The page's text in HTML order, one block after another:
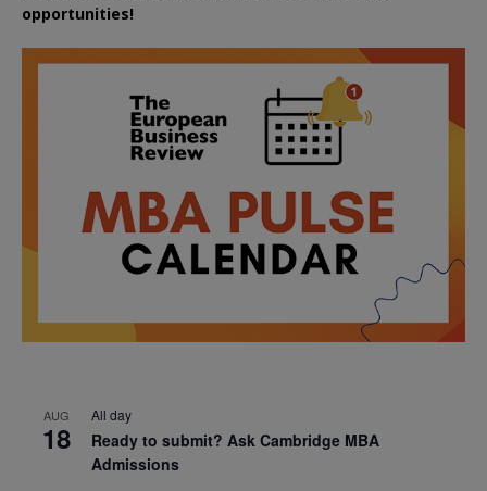
opportunities!
AUG
18
All day
Ready to submit? Ask Cambridge MBA
Admissions